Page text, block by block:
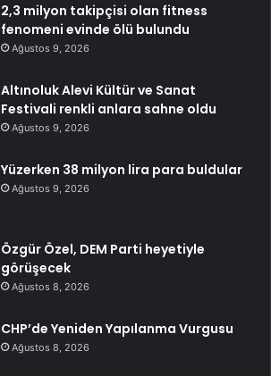
2,3 milyon takipçisi olan fitness
fenomeni evinde ölü bulundu
Ağustos 9, 2026
Altınoluk Alevi Kültür ve Sanat
Festivali renkli anlara sahne oldu
Ağustos 9, 2026
Yüzerken 38 milyon lira para buldular
Ağustos 9, 2026
Özgür Özel, DEM Parti heyetiyle
görüşecek
Ağustos 8, 2026
CHP’de Yeniden Yapılanma Vurgusu
Ağustos 8, 2026